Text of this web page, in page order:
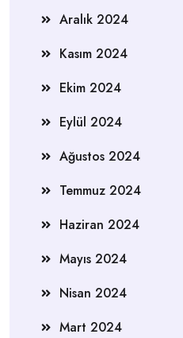
Aralık 2024
Kasım 2024
Ekim 2024
Eylül 2024
Ağustos 2024
Temmuz 2024
Haziran 2024
Mayıs 2024
Nisan 2024
Mart 2024